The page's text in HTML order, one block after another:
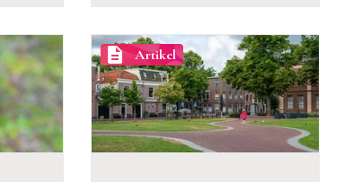
description Artikel